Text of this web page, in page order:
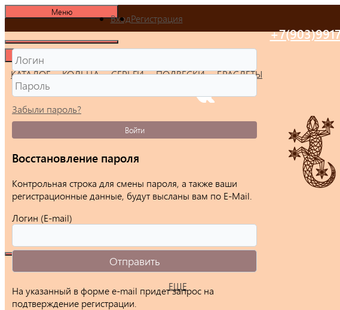
Меню
КАТАЛОГ КОЛЬЦА СЕРЬГИ ПОДВЕСКИ БРАСЛЕТЫ
ЕЩЕ
ВходРегистрация
Забыли пароль?
Войти
Восстановление пароля
Контрольная строка для смены пароля, а также ваши
регистрационные данные, будут высланы вам по E-Mail.
Логин (E-mail)
На указанный в форме e-mail придет запрос на
подтверждение регистрации.